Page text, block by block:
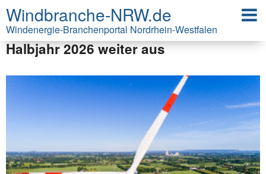
Windbranche-NRW.de
Windenergie-Branchenportal Nordrhein-Westfalen
Erneuerbare bauen Vorsprung im
deutschen Strommix im ersten
Halbjahr 2026 weiter aus